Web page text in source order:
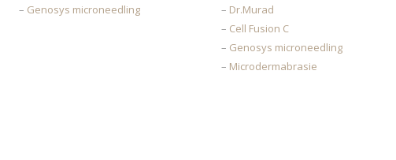
– Genosys microneedling
– Dr.Murad
– Cell Fusion C
– Genosys microneedling
– Microdermabrasie